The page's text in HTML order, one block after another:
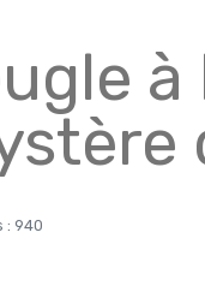
: 940